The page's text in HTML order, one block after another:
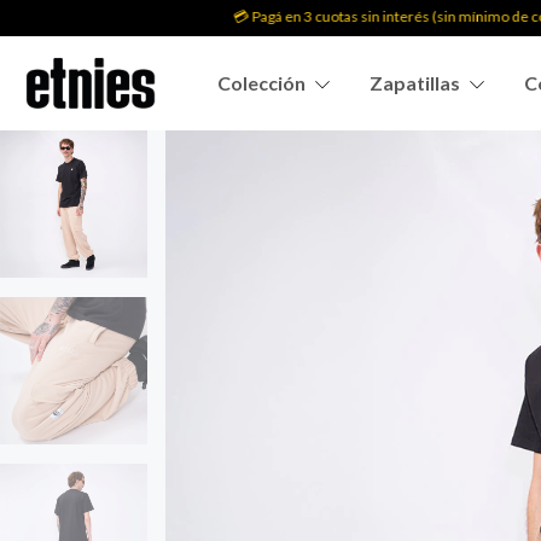
💳 Pagá en 3 cuotas sin interés (sin mínimo de
Colección Zapatillas